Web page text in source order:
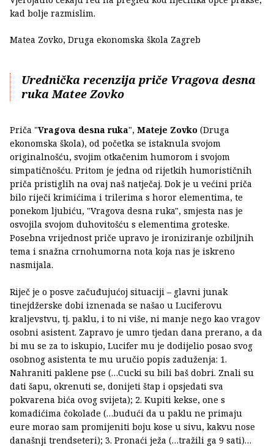
kad bolje razmislim.
Matea Zovko, Druga ekonomska škola Zagreb
Urednička recenzija priče Vragova desna
ruka Matee Zovko
Priča "Vragova desna ruka", Mateje Zovko (Druga
ekonomska škola), od početka se istaknula svojom
originalnošću, svojim otkačenim humorom i svojom
simpatičnošću. Pritom je jedna od rijetkih humorističnih
priča pristiglih na ovaj naš natječaj. Dok je u većini priča
bilo riječi krimićima i trilerima s horor elementima, te
ponekom ljubiću, "Vragova desna ruka", smjesta nas je
osvojila svojom duhovitošću s elementima groteske.
Posebna vrijednost priče upravo je ironiziranje ozbiljnih
tema i snažna crnohumorna nota koja nas je iskreno
nasmijala.
Riječ je o posve začuđujućoj situaciji – glavni junak
tinejdžerske dobi iznenada se našao u Luciferovu
kraljevstvu, tj. paklu, i to ni više, ni manje nego kao vragov
osobni asistent. Zapravo je umro tjedan dana prerano, a da
bi mu se za to iskupio, Lucifer mu je dodijelio posao svog
osobnog asistenta te mu uručio popis zaduženja: 1.
Nahraniti paklene pse (…Cucki su bili baš dobri. Znali su
dati šapu, okrenuti se, donijeti štap i opsjedati sva
pokvarena bića ovog svijeta); 2. Kupiti kekse, one s
komadićima čokolade (…budući da u paklu ne primaju
eure morao sam promijeniti boju kose u sivu, kakvu nose
današnji trendseteri); 3. Pronaći ježa (…tražili ga 9 sati)…